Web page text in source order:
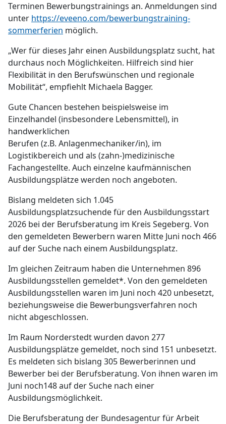
Terminen Bewerbungstrainings an. Anmeldungen sind
unter https://eveeno.com/bewerbungstraining-
sommerferien möglich.
„Wer für dieses Jahr einen Ausbildungsplatz sucht, hat
durchaus noch Möglichkeiten. Hilfreich sind hier
Flexibilität in den Berufswünschen und regionale
Mobilität“, empfiehlt Michaela Bagger.
Gute Chancen bestehen beispielsweise im
Einzelhandel (insbesondere Lebensmittel), in
handwerklichen
Berufen (z.B. Anlagenmechaniker/in), im
Logistikbereich und als (zahn-)medizinische
Fachangestellte. Auch einzelne kaufmännischen
Ausbildungsplätze werden noch angeboten.
Bislang meldeten sich 1.045
Ausbildungsplatzsuchende für den Ausbildungsstart
2026 bei der Berufsberatung im Kreis Segeberg. Von
den gemeldeten Bewerbern waren Mitte Juni noch 466
auf der Suche nach einem Ausbildungsplatz.
Im gleichen Zeitraum haben die Unternehmen 896
Ausbildungsstellen gemeldet*. Von den gemeldeten
Ausbildungsstellen waren im Juni noch 420 unbesetzt,
beziehungsweise die Bewerbungsverfahren noch
nicht abgeschlossen.
Im Raum Norderstedt wurden davon 277
Ausbildungsplätze gemeldet, noch sind 151 unbesetzt.
Es meldeten sich bislang 305 Bewerberinnen und
Bewerber bei der Berufsberatung. Von ihnen waren im
Juni noch148 auf der Suche nach einer
Ausbildungsmöglichkeit.
Die Berufsberatung der Bundesagentur für Arbeit